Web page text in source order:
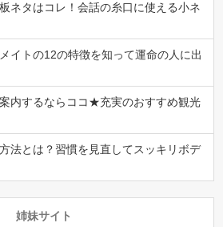
ネタはコレ！会話の糸口に使える小ネ
イトの12の特徴を知って運命の人に出
内するならココ★充実のおすすめ観光
法とは？習慣を見直してスッキリボデ
姉妹サイト